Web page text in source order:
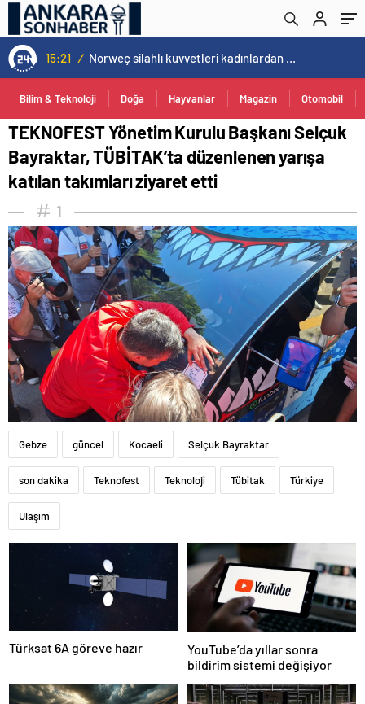
15:21 / Norweç silahlı kuvvetleri kadınlardan oluşan özel kuvvetler eğitimlerini başlattı.
Bilim & Teknoloji Doğa Hayvanlar Magazin Otomobil
katılan takımları ziyaret etti
TEKNOFEST Yönetim Kurulu Başkanı Selçuk
Bayraktar, TÜBİTAK’ta düzenlenen yarışa
katılan takımları ziyaret etti
1
Gebze güncel Kocaeli Selçuk Bayraktar
son dakika Teknofest Teknoloji Tübitak Türkiye
Ulaşım
Türksat 6A göreve hazır
YouTube’da yıllar sonra
bildirim sistemi değişiyor